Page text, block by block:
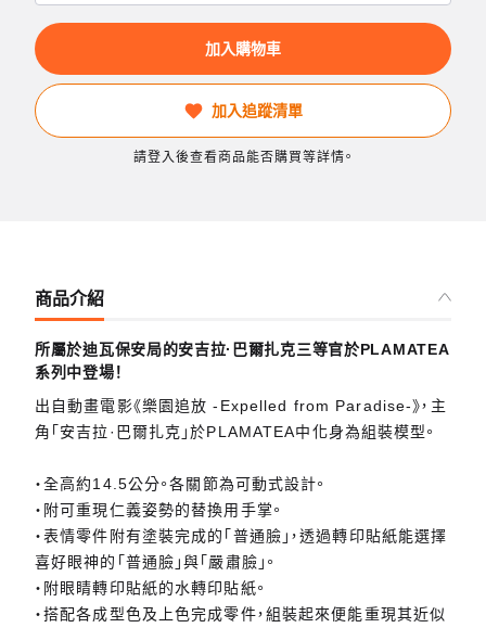
加入購物車
加入追蹤清單
請登入後查看商品能否購買等詳情。
商品介紹
所屬於迪瓦保安局的安吉拉·巴爾扎克三等官於PLAMATEA
系列中登場！
出自動畫電影《樂園追放 -Expelled from Paradise-》，主
角「安吉拉·巴爾扎克」於PLAMATEA中化身為組裝模型。
・全高約14.5公分。各關節為可動式設計。
・附可重現仁義姿勢的替換用手掌。
・表情零件附有塗裝完成的「普通臉」，透過轉印貼紙能選擇
喜好眼神的「普通臉」與「嚴肅臉」。
・附眼睛轉印貼紙的水轉印貼紙。
・搭配各成型色及上色完成零件，組裝起來便能重現其近似